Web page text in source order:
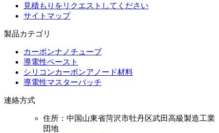
見積もりをリクエストしてください
サイトマップ
製品カテゴリ
カーボンナノチューブ
導電性ペースト
シリコンカーボンアノード材料
導電性マスターバッチ
連絡方式
住所： 中国山東省菏沢市牡丹区武田高級製造工業
団地